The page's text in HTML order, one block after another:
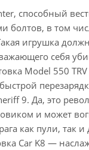
способный
болтов, в том
игрушка
себя
Model 550
9. Да, это
и может
как пули, так и
Car K8 —